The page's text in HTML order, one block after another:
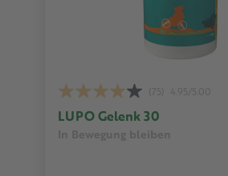
LUPO Gelenk 30